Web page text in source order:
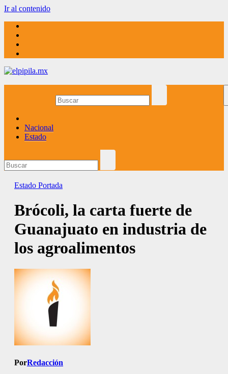
Ir al contenido
Nacional
Estado
Estado Portada
Brócoli, la carta fuerte de
Guanajuato en industria de
los agroalimentos
PorRedacción